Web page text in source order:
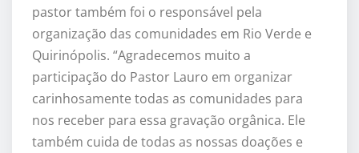
pastor também foi o responsável pela
organização das comunidades em Rio Verde e
Quirinópolis. “Agradecemos muito a
participação do Pastor Lauro em organizar
carinhosamente todas as comunidades para
nos receber para essa gravação orgânica. Ele
também cuida de todas as nossas doações e